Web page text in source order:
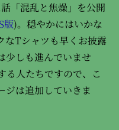
「混乱と焦燥」を公開
版)。穏やかにはいかな
なTシャツも早くお披露
少しも進んでいませ
る人たちですので、こ
ジは追加していきま